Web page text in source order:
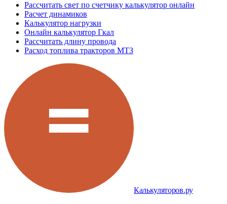
Рассчитать свет по счетчику калькулятор онлайн
Расчет динамиков
Калькулятор нагрузки
Онлайн калькулятор Гкал
Рассчитать длину провода
Расход топлива тракторов МТЗ
Калькуляторов.ру